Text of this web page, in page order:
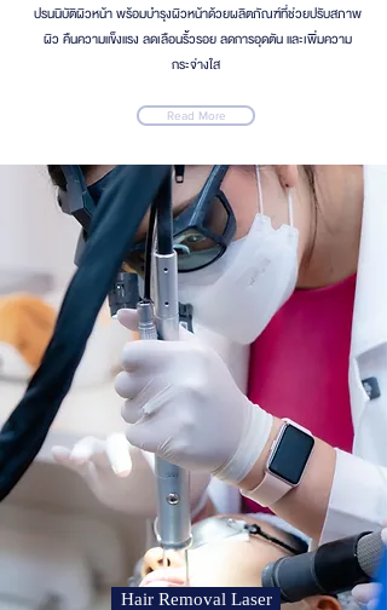
ปรนนิบัติผิวหน้า พร้อมบำรุงผิวหน้าด้วยผลิตภัณฑ์ที่ช่วยปรับสภาพ
ผิว คืนความแข็งแรง ลดเลือนริ้วรอย ลดการอุดตัน และเพิ่มความ
กระจ่างใส
Read More
Hair Removal Laser